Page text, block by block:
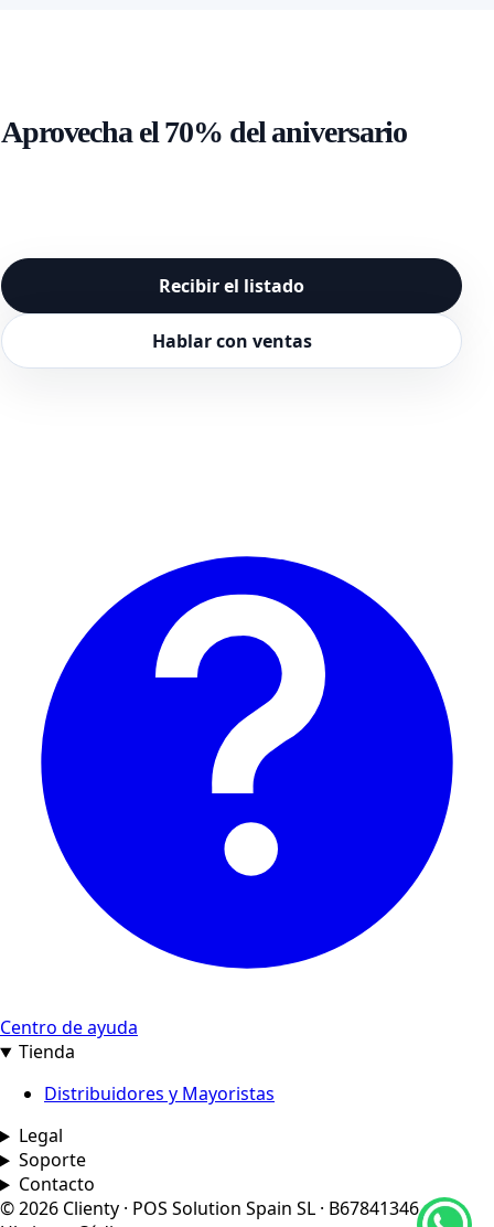
Aprovecha el 70% del aniversario
Recibir el listado
Hablar con ventas
Centro de ayuda
Tienda
Distribuidores y Mayoristas
Legal
Soporte
Contacto
© 2026 Clienty · POS Solution Spain SL · B67841346 ·